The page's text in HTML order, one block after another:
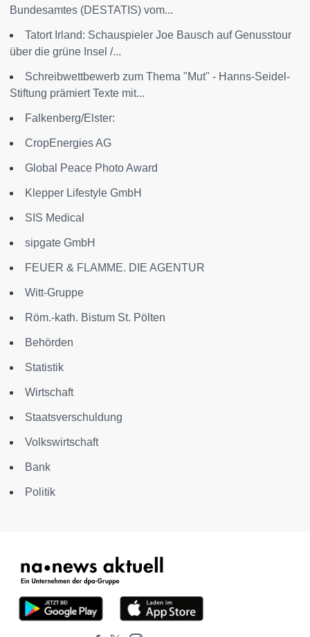
Bundesamtes (DESTATIS) vom...
Tatort Irland: Schauspieler Joe Bausch auf Genusstour
über die grüne Insel /...
Schreibwettbewerb zum Thema "Mut" - Hanns-Seidel-
Stiftung prämiert Texte mit...
Falkenberg/Elster:
CropEnergies AG
Global Peace Photo Award
Klepper Lifestyle GmbH
SIS Medical
sipgate GmbH
FEUER & FLAMME. DIE AGENTUR
Witt-Gruppe
Röm.-kath. Bistum St. Pölten
Behörden
Statistik
Wirtschaft
Staatsverschuldung
Volkswirtschaft
Bank
Politik